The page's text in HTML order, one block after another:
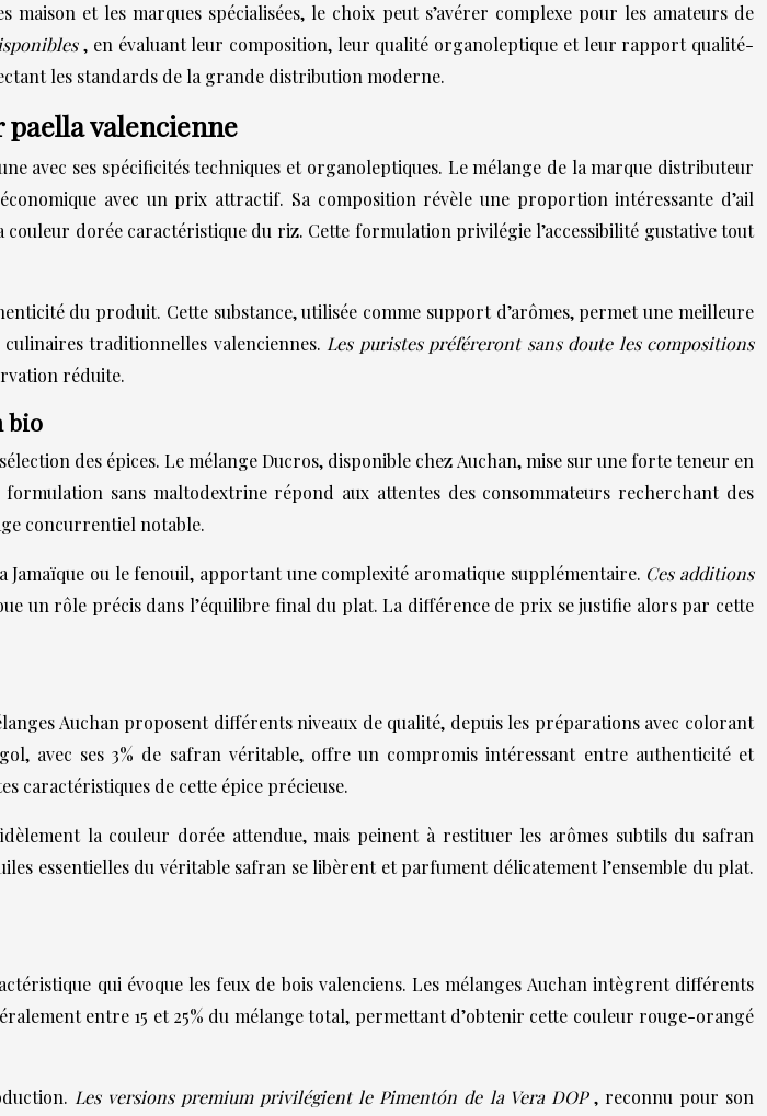
et les marques spécialisées, le choix peut s’avérer complexe pour les amateurs de
, en évaluant leur composition, leur qualité organoleptique et leur rapport qualité-
les standards de la grande distribution moderne.
paella valencienne
avec ses spécificités techniques et organoleptiques. Le mélange de la marque distributeur
avec un prix attractif. Sa composition révèle une proportion intéressante d’ail
dorée caractéristique du riz. Cette formulation privilégie l’accessibilité gustative tout
du produit. Cette substance, utilisée comme support d’arômes, permet une meilleure
traditionnelles valenciennes. Les puristes préféreront sans doute les compositions
réduite.
bio
des épices. Le mélange Ducros, disponible chez Auchan, mise sur une forte teneur en
sans maltodextrine répond aux attentes des consommateurs recherchant des
concurrentiel notable.
ou le fenouil, apportant une complexité aromatique supplémentaire. Ces additions
un rôle précis dans l’équilibre final du plat. La différence de prix se justifie alors par cette
Auchan proposent différents niveaux de qualité, depuis les préparations avec colorant
avec ses 3% de safran véritable, offre un compromis intéressant entre authenticité et
caractéristiques de cette épice précieuse.
la couleur dorée attendue, mais peinent à restituer les arômes subtils du safran
essentielles du véritable safran se libèrent et parfument délicatement l’ensemble du plat.
qui évoque les feux de bois valenciens. Les mélanges Auchan intègrent différents
entre 15 et 25% du mélange total, permettant d’obtenir cette couleur rouge-orangé
Les versions premium privilégient le Pimentón de la Vera DOP, reconnu pour son